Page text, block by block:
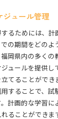
ジュール管理
るためには、計
の期間をどのよ
岡県内の多くの
ュールを提供し
てることができ
することで、試
計画的な学習に
ることができま